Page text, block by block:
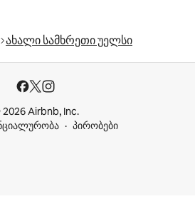
ახალი სამხრეთი უელსი
Airbnb, Inc.
პირობები